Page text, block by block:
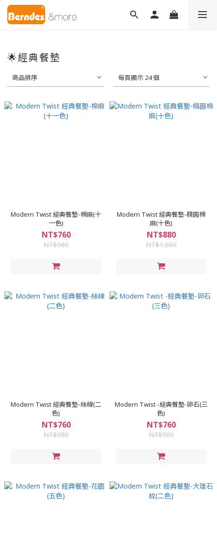
🌟經典餐墊
商品排序 每頁顯示 24 個
Modern Twist 經典餐墊-棉麻(十
一色)
NT$760
NT$980
Modern Twist 經典餐墊-橢圓棉
麻(十色)
NT$880
NT$1,080
Modern Twist 經典餐墊-絲線(二
色)
NT$760
NT$980
Modern Twist -經典餐墊-卵石(三
色)
NT$760
NT$980